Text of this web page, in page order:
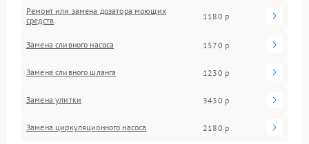
Ремонт или замена дозатора моющих
средств
1180 р
Замена сливного насоса 1570 р
Замена сливного шланга 1230 р
Замена улитки 3430 р
Замена циркуляционного насоса 2180 р